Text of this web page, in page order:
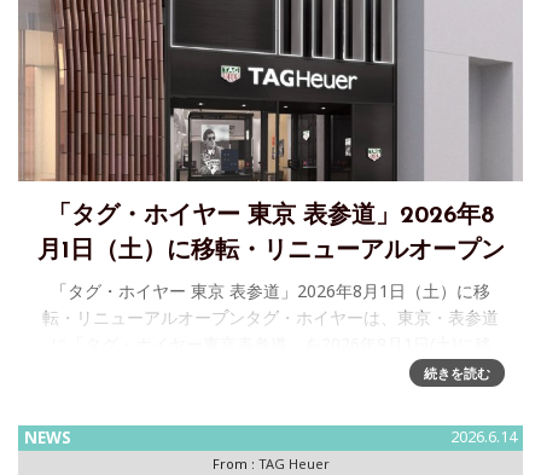
「タグ・ホイヤー 東京 表参道」2026年8
月1日（土）に移転・リニューアルオープン
「タグ・ホイヤー 東京 表参道」2026年8月1日（土）に移
転・リニューアルオープンタグ・ホイヤーは、東京・表参道
転・リニューアルオープンいたします。オープンに先駆け、
続きを読む
NEWS 2026.6.14
From : TAG Heuer